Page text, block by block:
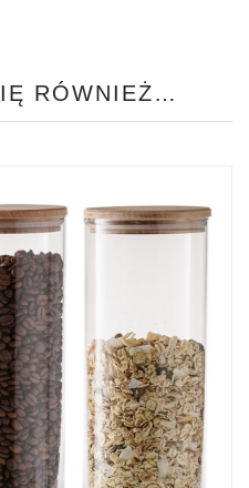
RÓWNIEŻ…